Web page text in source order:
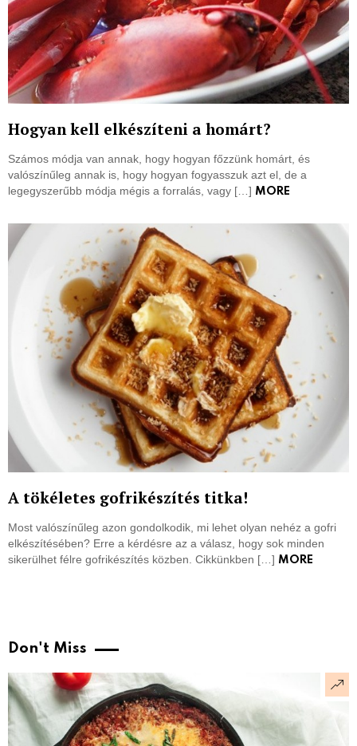
Hogyan kell elkészíteni a homárt?
Számos módja van annak, hogy hogyan főzzünk homárt, és
valószínűleg annak is, hogy hogyan fogyasszuk azt el, de a
legegyszerűbb módja mégis a forralás, vagy […] MORE
A tökéletes gofrikészítés titka!
Most valószínűleg azon gondolkodik, mi lehet olyan nehéz a gofri
elkészítésében? Erre a kérdésre az a válasz, hogy sok minden
sikerülhet félre gofrikészítés közben. Cikkünkben […] MORE
Don't Miss